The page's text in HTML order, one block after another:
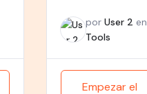
porUser 2 en
Tools
Empezar el